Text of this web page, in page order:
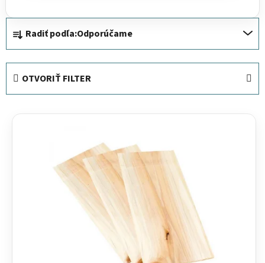
R
a
d
Radiť podľa:Odporúčame
OTVORIŤ FILTER